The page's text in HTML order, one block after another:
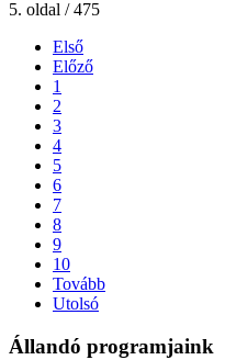
5. oldal / 475
Első
Előző
1
2
3
4
5
6
7
8
9
10
Tovább
Utolsó
Állandó programjaink